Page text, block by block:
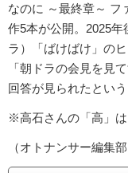
なのに ～最終章～ フ
作5本が公開。2025
ラ）「ばけばけ」の
「朝ドラの会見を見
回答が見られたという
※高石さんの「高」
（オトナンサー編集部